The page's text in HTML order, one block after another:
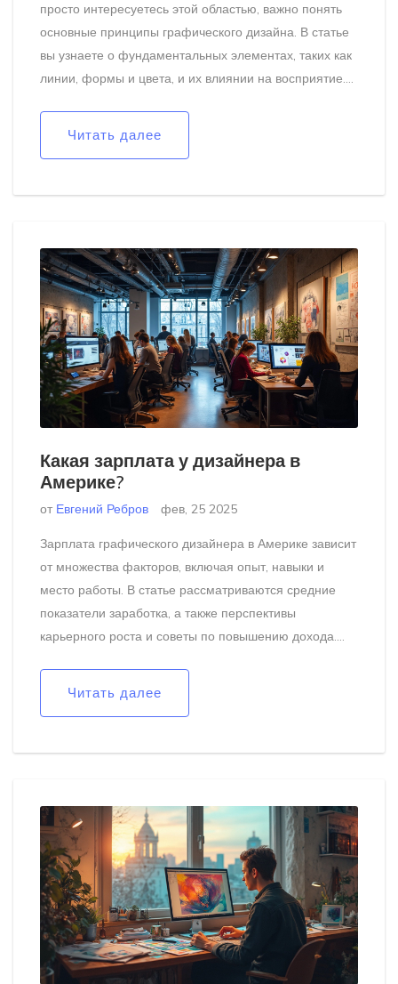
просто интересуетесь этой областью, важно понять
основные принципы графического дизайна. В статье
вы узнаете о фундаментальных элементах, таких как
линии, формы и цвета, и их влиянии на восприятие.
карьеру в дизайне.
Читать далее
Какая зарплата у дизайнера в
Америке?
от Евгений Ребров фев, 25 2025
Зарплата графического дизайнера в Америке зависит
от множества факторов, включая опыт, навыки и
место работы. В статье рассматриваются средние
показатели заработка, а также перспективы
карьерного роста и советы по повышению дохода.
профессионального роста. Понимание текущих
поможет графическому дизайнеру максимально
Читать далее